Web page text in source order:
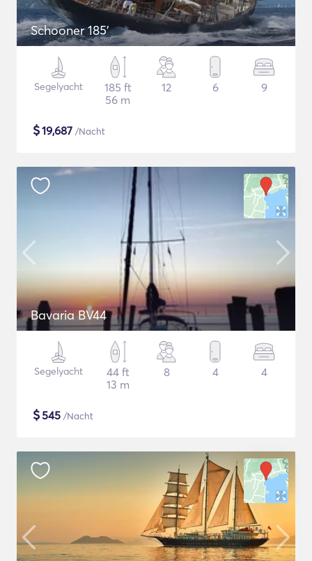
Schooner 185'
Segelyacht
185 ft
56 m
12 6 9
$19,687 /Nacht
Bavaria BV44
Segelyacht
44 ft
13 m
8 4 4
$545 /Nacht